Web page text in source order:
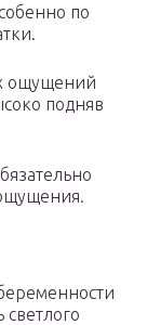
по
ощущений
подняв